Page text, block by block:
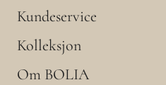
Kundeservice
Kolleksjon
Om BOLIA